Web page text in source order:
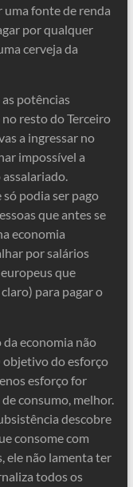
fonte de renda
por qualquer
cerveja da
potências
resto do Terceiro
a ingressar no
impossível a
podia ser pago
que antes se
economia
por salários
que
para pagar o
economia não
objetivo do esforço
esforço for
consumo, melhor.
descobre
consome com
ele não lamenta ter
todos os